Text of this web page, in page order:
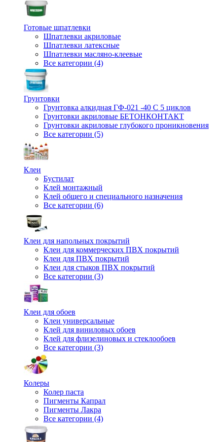
Готовые шпатлевки
Шпатлевки акриловые
Шпатлевки латексные
Шпатлевки масляно-клеевые
Все категории (4)
Грунтовки
Грунтовка алкидная ГФ-021 -40 С 5 циклов
Грунтовки акриловые БЕТОНКОНТАКТ
Грунтовки акриловые глубокого проникновения
Все категории (5)
Клеи
Бустилат
Клей монтажный
Клей общего и специального назначения
Все категории (6)
Клеи для напольных покрытий
Клеи для коммерческих ПВХ покрытий
Клеи для ПВХ покрытий
Клеи для стыков ПВХ покрытий
Все категории (3)
Клеи для обоев
Клеи универсальные
Клей для виниловых обоев
Клей для флизелиновых и стеклообоев
Все категории (3)
Колеры
Колер паста
Пигменты Капрал
Пигменты Лакра
Все категории (4)